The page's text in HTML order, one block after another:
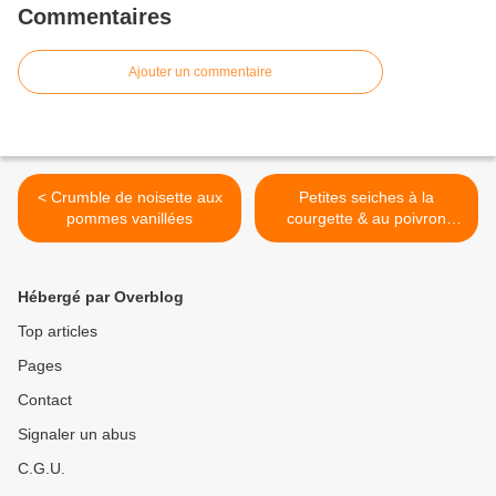
Commentaires
Ajouter un commentaire
< Crumble de noisette aux
pommes vanillées
Petites seiches à la
courgette & au poivron
rouge >
Hébergé par Overblog
Top articles
Pages
Contact
Signaler un abus
C.G.U.